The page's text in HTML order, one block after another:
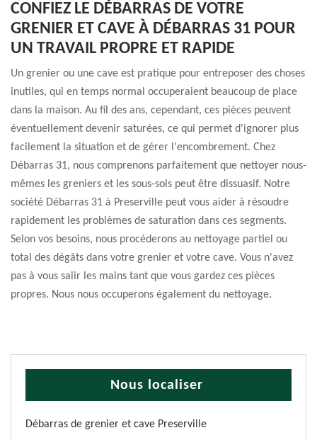
CONFIEZ LE DÉBARRAS DE VOTRE
GRENIER ET CAVE À DÉBARRAS 31 POUR
UN TRAVAIL PROPRE ET RAPIDE
Un grenier ou une cave est pratique pour entreposer des choses
inutiles, qui en temps normal occuperaient beaucoup de place
dans la maison. Au fil des ans, cependant, ces pièces peuvent
éventuellement devenir saturées, ce qui permet d'ignorer plus
facilement la situation et de gérer l'encombrement. Chez
Débarras 31, nous comprenons parfaitement que nettoyer nous-
mêmes les greniers et les sous-sols peut être dissuasif. Notre
société Débarras 31 à Preserville peut vous aider à résoudre
rapidement les problèmes de saturation dans ces segments.
Selon vos besoins, nous procéderons au nettoyage partiel ou
total des dégâts dans votre grenier et votre cave. Vous n'avez
pas à vous salir les mains tant que vous gardez ces pièces
propres. Nous nous occuperons également du nettoyage.
Nous localiser
Débarras de grenier et cave Preserville